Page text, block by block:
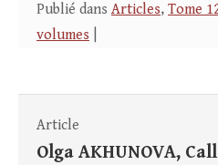
Publié dans Articles, Tome
volumes
Article
Olga AKHUNOVA,